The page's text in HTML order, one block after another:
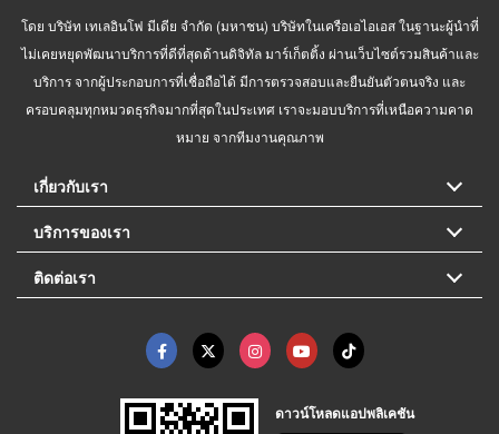
โดย บริษัท เทเลอินโฟ มีเดีย จำกัด (มหาชน) บริษัทในเครือเอไอเอส ในฐานะผู้นำที่
ไม่เคยหยุดพัฒนาบริการที่ดีที่สุดด้านดิจิทัล มาร์เก็ตติ้ง ผ่านเว็บไซต์รวมสินค้าและ
บริการ จากผู้ประกอบการที่เชื่อถือได้ มีการตรวจสอบและยืนยันตัวตนจริง และ
ครอบคลุมทุกหมวดธุรกิจมากที่สุดในประเทศ เราจะมอบบริการที่เหนือความคาด
หมาย จากทีมงานคุณภาพ
เกี่ยวกับเรา
บริการของเรา
ติดต่อเรา
ดาวน์โหลดแอปพลิเคชัน